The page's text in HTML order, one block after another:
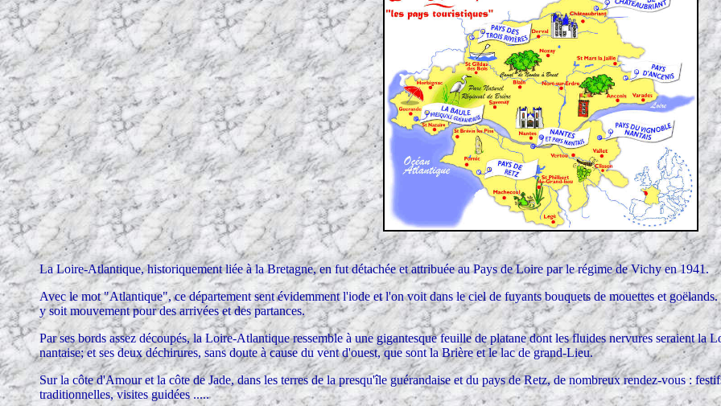
La Loire-Atlantique, historiquement liée à la Bretagne, en fut détachée et attribuée au Pays de Loire par le régime de Vichy en 1941.
Avec le mot "Atlantique", ce département sent évidemment l'iode et l'on voit dans le ciel de fuyants bouquets de mouettes et
y soit mouvement pour des arrivées et des partances.
Par ses bords assez découpés, la Loire-Atlantique ressemble à une gigantesque feuille de platane dont les fluides nervures seraient la
nantaise; et ses deux déchirures, sans doute à cause du vent d'ouest, que sont la Brière et le lac de grand-Lieu.
Sur la côte d'Amour et la côte de Jade, dans les terres de la presqu'île guérandaise et du pays de Retz, de nombreux rendez-vous :
traditionnelles, visites guidées .....